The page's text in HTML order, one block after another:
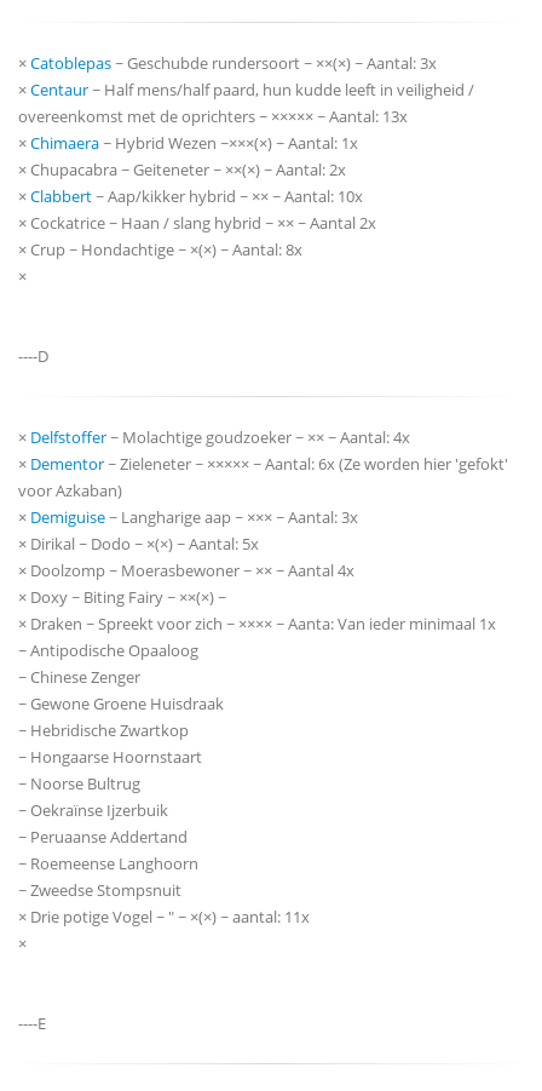
×Catoblepas~ Geschubde rundersoort ~ ××(×) ~ Aantal: 3x
×Centaur~ Half mens/half paard, hun kudde leeft in veiligheid /
overeenkomst met de oprichters ~ ××××× ~ Aantal: 13x
×Chimaera~ Hybrid Wezen ~×××(×) ~ Aantal: 1x
× Chupacabra ~ Geiteneter ~ ××(×) ~ Aantal: 2x
×Clabbert~ Aap/kikker hybrid ~ ×× ~ Aantal: 10x
× Cockatrice ~ Haan / slang hybrid ~ ×× ~ Aantal 2x
× Crup ~ Hondachtige ~ ×(×) ~ Aantal: 8x
×
----D
× Delfstoffer~ Molachtige goudzoeker ~ ×× ~ Aantal: 4x
× Dementor~ Zieleneter ~ ××××× ~ Aantal: 6x (Ze worden hier 'gefokt'
voor Azkaban)
× Demiguise~ Langharige aap ~ ××× ~ Aantal: 3x
× Dirikal ~ Dodo ~ ×(×) ~ Aantal: 5x
× Doolzomp ~ Moerasbewoner ~ ×× ~ Aantal 4x
× Doxy ~ Biting Fairy ~ ××(×) ~
× Draken ~ Spreekt voor zich ~ ×××× ~ Aanta: Van ieder minimaal 1x
~ Antipodische Opaaloog
~ Chinese Zenger
~ Gewone Groene Huisdraak
~ Hebridische Zwartkop
~ Hongaarse Hoornstaart
~ Noorse Bultrug
~ Oekraïnse Ijzerbuik
~ Peruaanse Addertand
~ Roemeense Langhoorn
~ Zweedse Stompsnuit
× Drie potige Vogel ~ " ~ ×(×) ~ aantal: 11x
×
----E